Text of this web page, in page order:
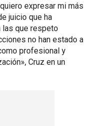
expresar mi más
juicio que ha
las que respeto
no han estado a
profesional y
Cruz en un